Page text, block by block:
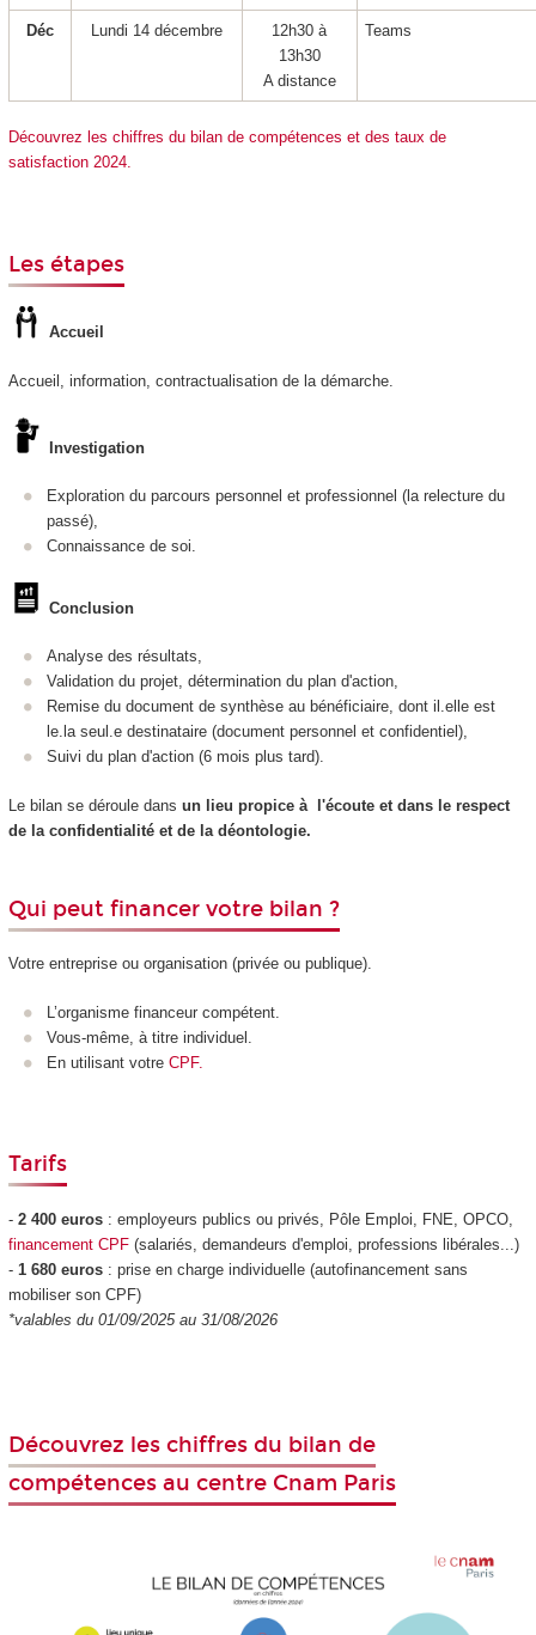
Déc Lundi 14 décembre
12h30 à
13h30
A distance
Teams
Découvrez les chiffres du bilan de compétences et des taux de
satisfaction 2024.
Les étapes
Accueil
Accueil, information, contractualisation de la démarche.
Investigation
Exploration du parcours personnel et professionnel (la relecture du
passé),
Connaissance de soi.
Conclusion
Analyse des résultats,
Validation du projet, détermination du plan d'action,
Remise du document de synthèse au bénéficiaire, dont il.elle est
le.la seul.e destinataire (document personnel et confidentiel),
Suivi du plan d'action (6 mois plus tard).
Le bilan se déroule dans un lieu propice à l'écoute et dans le respect
de la confidentialité et de la déontologie.
Qui peut financer votre bilan ?
Votre entreprise ou organisation (privée ou publique).
L’organisme financeur compétent.
Vous-même, à titre individuel.
En utilisant votre CPF.
Tarifs
- 2 400 euros : employeurs publics ou privés, Pôle Emploi, FNE, OPCO,
financement CPF(salariés, demandeurs d'emploi, professions libérales...)
- 1 680 euros : prise en charge individuelle (autofinancement sans
mobiliser son CPF)
*valables du 01/09/2025 au 31/08/2026
Découvrez les chiffres du bilan de
compétences au centre Cnam Paris